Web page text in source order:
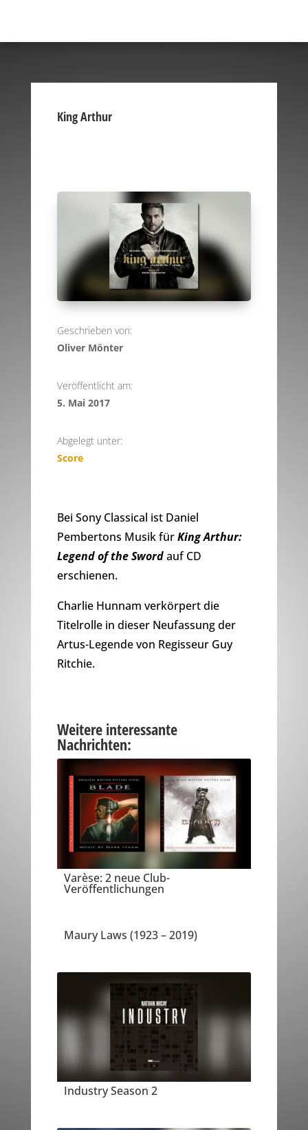
King Arthur
Geschrieben von:
Oliver Mönter
Veröffentlicht am:
5. Mai 2017
Abgelegt unter:
Score
Bei Sony Classical ist Daniel
Pembertons Musik fürKing Arthur:
Legend of the Swordauf CD
erschienen.
Charlie Hunnam verkörpert die
Titelrolle in dieser Neufassung der
Artus-Legende von Regisseur Guy
Ritchie.
Weitere interessante
Nachrichten:
Varèse: 2 neue Club-
Veröffentlichungen
Maury Laws (1923 – 2019)
Industry Season 2